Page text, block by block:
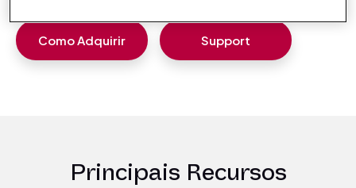
Como Adquirir Support
Principais Recursos